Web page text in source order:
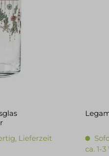
Lieferzeit
ca. 1-